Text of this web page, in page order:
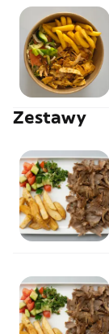
Zestawy